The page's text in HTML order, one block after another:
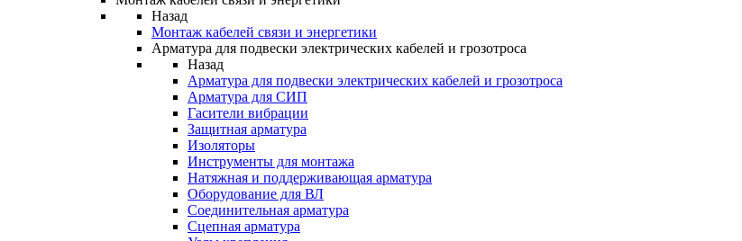
Назад
Монтаж кабелей связи и энергетики
Арматура для подвески электрических кабелей и грозотроса
Назад
Арматура для подвески электрических кабелей и грозотроса
Арматура для СИП
Гасители вибрации
Защитная арматура
Изоляторы
Инструменты для монтажа
Натяжная и поддерживающая арматура
Оборудование для ВЛ
Соединительная арматура
Сцепная арматура